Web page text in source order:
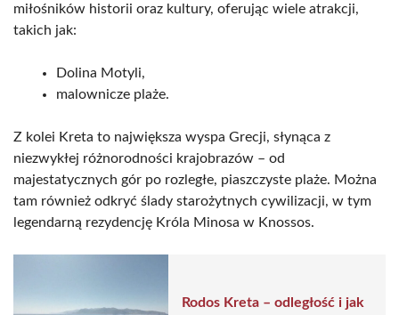
miłośników historii oraz kultury, oferując wiele atrakcji,
takich jak:
Dolina Motyli,
malownicze plaże.
Z kolei Kreta to największa wyspa Grecji, słynąca z
niezwykłej różnorodności krajobrazów – od
majestatycznych gór po rozległe, piaszczyste plaże. Można
tam również odkryć ślady starożytnych cywilizacji, w tym
legendarną rezydencję Króla Minosa w Knossos.
Rodos Kreta – odległość i jak